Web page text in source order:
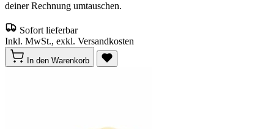
deiner Rechnung umtauschen.
Sofort lieferbar
Inkl. MwSt., exkl. Versandkosten
In den Warenkorb